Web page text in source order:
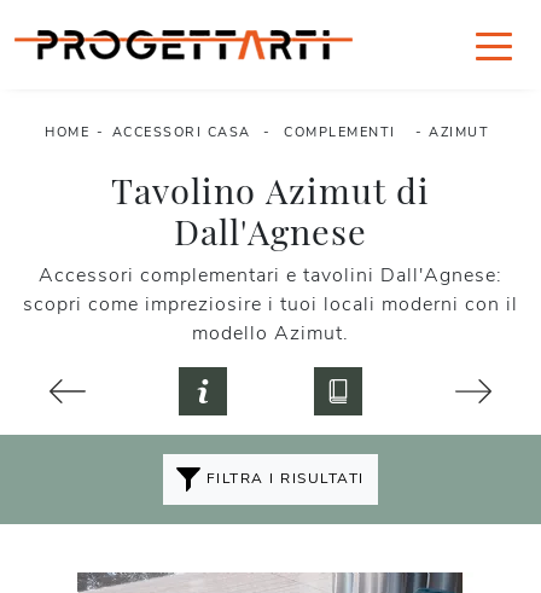
HOME - ACCESSORI CASA - COMPLEMENTI - AZIMUT
Tavolino Azimut di
Dall'Agnese
Accessori complementari e tavolini Dall'Agnese:
scopri come impreziosire i tuoi locali moderni con il
modello Azimut.
FILTRA I RISULTATI